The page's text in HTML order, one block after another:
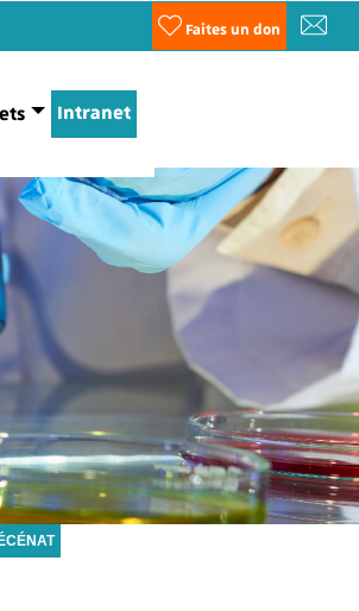
Faites un don
Intranet